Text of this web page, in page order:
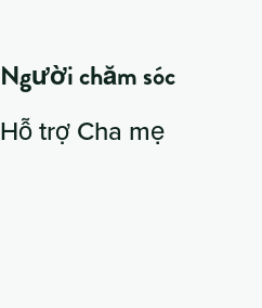
Người chăm sóc
Hỗ trợ Cha mẹ